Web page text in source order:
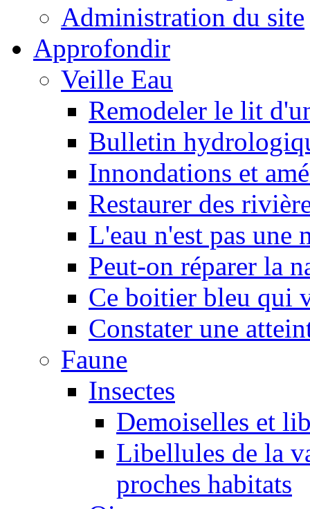
Administration du site
Approfondir
Veille Eau
Remodeler le lit
Bulletin
Innondations et
Restaurer des
L'eau n'est pas une
Peut-on réparer la
Ce boitier bleu qui
Constater une
Faune
Insectes
Demoiselles et
Libellules de la
proches habitats